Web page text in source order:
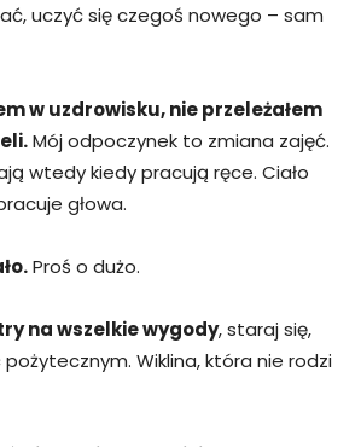
uczyć się czegoś nowego – sam
w uzdrowisku, nie przeleżałem
Mój odpoczynek to zmiana zajęć.
wtedy kiedy pracują ręce. Ciało
głowa.
Proś o dużo.
na wszelkie wygody, staraj się,
Wiklina, która nie rodzi